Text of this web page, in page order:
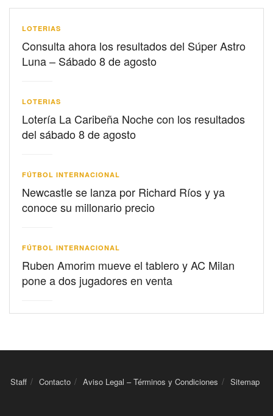
LOTERIAS
Consulta ahora los resultados del Súper Astro
Luna – Sábado 8 de agosto
LOTERIAS
Lotería La Caribeña Noche con los resultados
del sábado 8 de agosto
FÚTBOL INTERNACIONAL
Newcastle se lanza por Richard Ríos y ya
conoce su millonario precio
FÚTBOL INTERNACIONAL
Ruben Amorim mueve el tablero y AC Milan
pone a dos jugadores en venta
Staff Contacto Aviso Legal – Términos y Condiciones Sitemap